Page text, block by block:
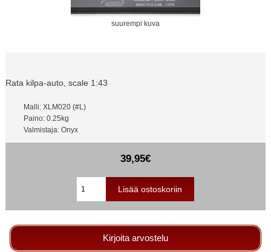
suurempi kuva
Rata kilpa-auto, scale 1:43
Malli: XLM020 (#L)
Paino: 0.25kg
Valmistaja: Onyx
39,95€
Kirjoita arvostelu